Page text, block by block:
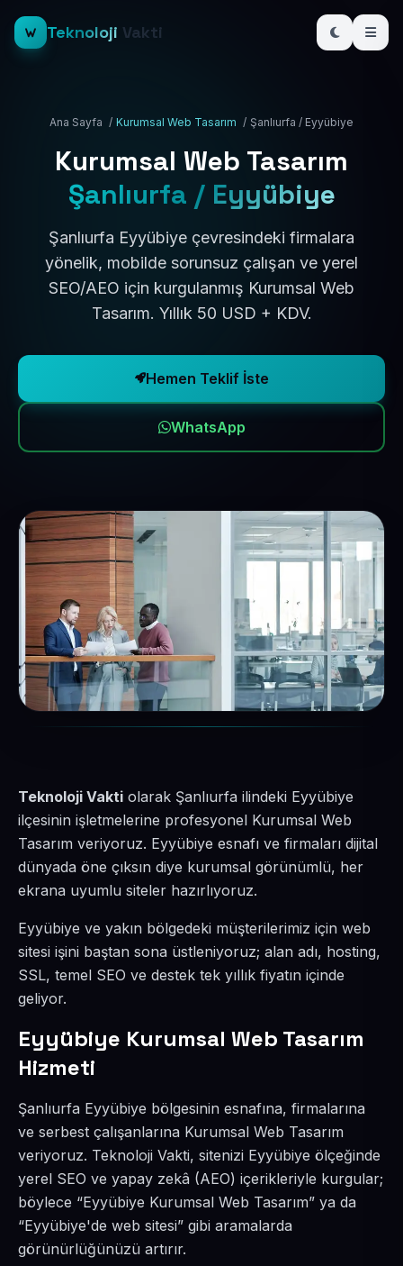
Teknoloji Vakti
Ana Sayfa / Kurumsal Web Tasarım / Şanlıurfa / Eyyübiye
Kurumsal Web Tasarım
Şanlıurfa / Eyyübiye
Şanlıurfa Eyyübiye çevresindeki firmalara
yönelik, mobilde sorunsuz çalışan ve yerel
SEO/AEO için kurgulanmış Kurumsal Web
Tasarım. Yıllık 50 USD + KDV.
Hemen Teklif İste
WhatsApp
Teknoloji Vakti olarak Şanlıurfa ilindeki Eyyübiye
ilçesinin işletmelerine profesyonel Kurumsal Web
Tasarım veriyoruz. Eyyübiye esnafı ve firmaları dijital
dünyada öne çıksın diye kurumsal görünümlü, her
ekrana uyumlu siteler hazırlıyoruz.
Eyyübiye ve yakın bölgedeki müşterilerimiz için web
sitesi işini baştan sona üstleniyoruz; alan adı, hosting,
SSL, temel SEO ve destek tek yıllık fiyatın içinde
geliyor.
Eyyübiye Kurumsal Web Tasarım
Hizmeti
Şanlıurfa Eyyübiye bölgesinin esnafına, firmalarına
ve serbest çalışanlarına Kurumsal Web Tasarım
veriyoruz. Teknoloji Vakti, sitenizi Eyyübiye ölçeğinde
yerel SEO ve yapay zekâ (AEO) içerikleriyle kurgular;
böylece “Eyyübiye Kurumsal Web Tasarım” ya da
“Eyyübiye'de web sitesi” gibi aramalarda
görünürlüğünüzü artırır.